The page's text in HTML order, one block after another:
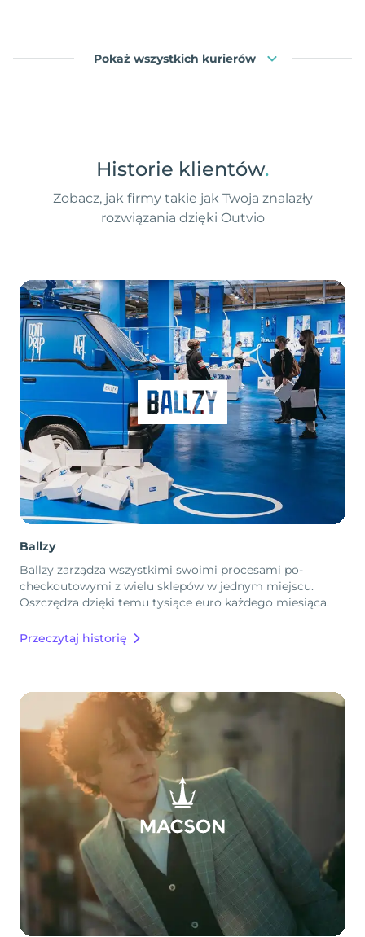
Pokaż wszystkich kurierów
Historie klientów.
Zobacz, jak firmy takie jak Twoja znalazły
rozwiązania dzięki Outvio
Ballzy
Ballzy zarządza wszystkimi swoimi procesami po-
checkoutowymi z wielu sklepów w jednym miejscu.
Oszczędza dzięki temu tysiące euro każdego miesiąca.
Przeczytaj historię